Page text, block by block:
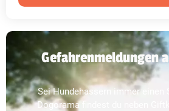
Gefahrenmeldungen
Sei Hundehassern immer einen
Dogorama findest du neben